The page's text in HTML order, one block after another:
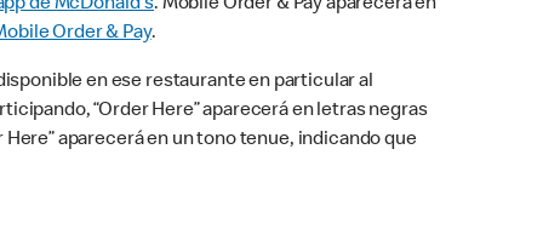
de McDonald's. Mobile Order & Pay aparecerá en
Order & Pay.
en ese restaurante en particular al
“Order Here” aparecerá en letras negras
aparecerá en un tono tenue, indicando que